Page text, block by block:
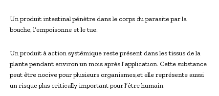
Un produit intestinal pénètre dans le corps du parasite par la
bouche, l’empoisonne et le tue.
Un produit à action systémique reste présent dans les tissus de la
plante pendant environ un mois après l’application. Cette substance
peut être nocive pour plusieurs organismes,et elle représente aussi
un risque plus critically important pour l’être humain.